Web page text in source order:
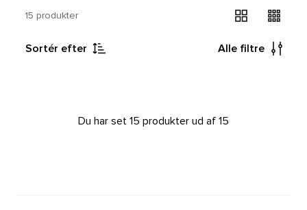
15 produkter
Sortér efter Alle filtre
Du har set 15 produkter ud af 15